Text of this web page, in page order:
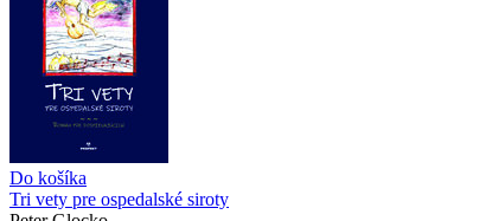
Do košíka
Tri vety pre ospedalské siroty